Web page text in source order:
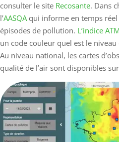
consulter le site Recosante. Dans
l’AASQAqui informe en temps réel
épisodes de pollution. L’indice
un code couleur quel est le
Au niveau national, les cartes
qualité de l’air sont disponibles sur